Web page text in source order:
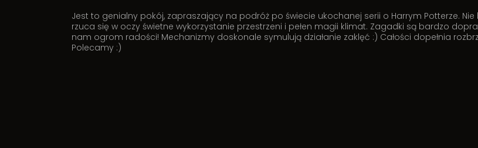
Jest to genialny pokój, zapraszający na podróż po świecie ukochanej serii o Harrym Potterze.
rzuca się w oczy świetne wykorzystanie przestrzeni i pełen magii klimat. Zagadki są bardzo
nam ogrom radości! Mechanizmy doskonale symulują działanie zaklęć :) Całości dopełnia
Polecamy :)